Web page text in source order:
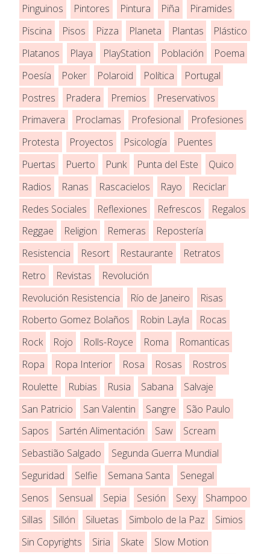
Pinguinos
Pintores Pintura Piña
Piramides
Piscina
Pisos Pizza Planeta Plantas
Plástico
Platanos
Playa PlayStation Población
Poema
Poesía
Poker Polaroid Política
Portugal
Postres
Pradera Premios
Preservativos
Primavera
Proclamas Profesional
Profesiones
Protesta
Proyectos Psicología
Puentes
Puertas
Puerto Punk Punta del Este
Quico
Radios
Ranas Rascacielos Rayo
Reciclar
Redes Sociales
Reflexiones Refrescos
Regalos
Reggae
Religion Remeras
Repostería
Resistencia
Resort Restaurante
Retratos
Retro
Revistas
Revolución
Revolución Resistencia
Río de Janeiro
Risas
Roberto Gomez Bolaños
Robin Layla
Rocas
Rock
Rojo Rolls-Royce Roma
Romanticas
Ropa
Ropa Interior Rosa Rosas
Rostros
Roulette
Rubias Rusia Sabana
Salvaje
San Patricio
San Valentin Sangre
São Paulo
Sapos
Sartén Alimentación Saw
Scream
Sebastião Salgado
Segunda Guerra Mundial
Seguridad
Selfie Semana Santa
Senegal
Senos
Sensual Sepia Sesión Sexy
Shampoo
Sillas
Sillón Siluetas Simbolo de la Paz
Simios
Sin Copyrights
Siria Skate
Slow Motion